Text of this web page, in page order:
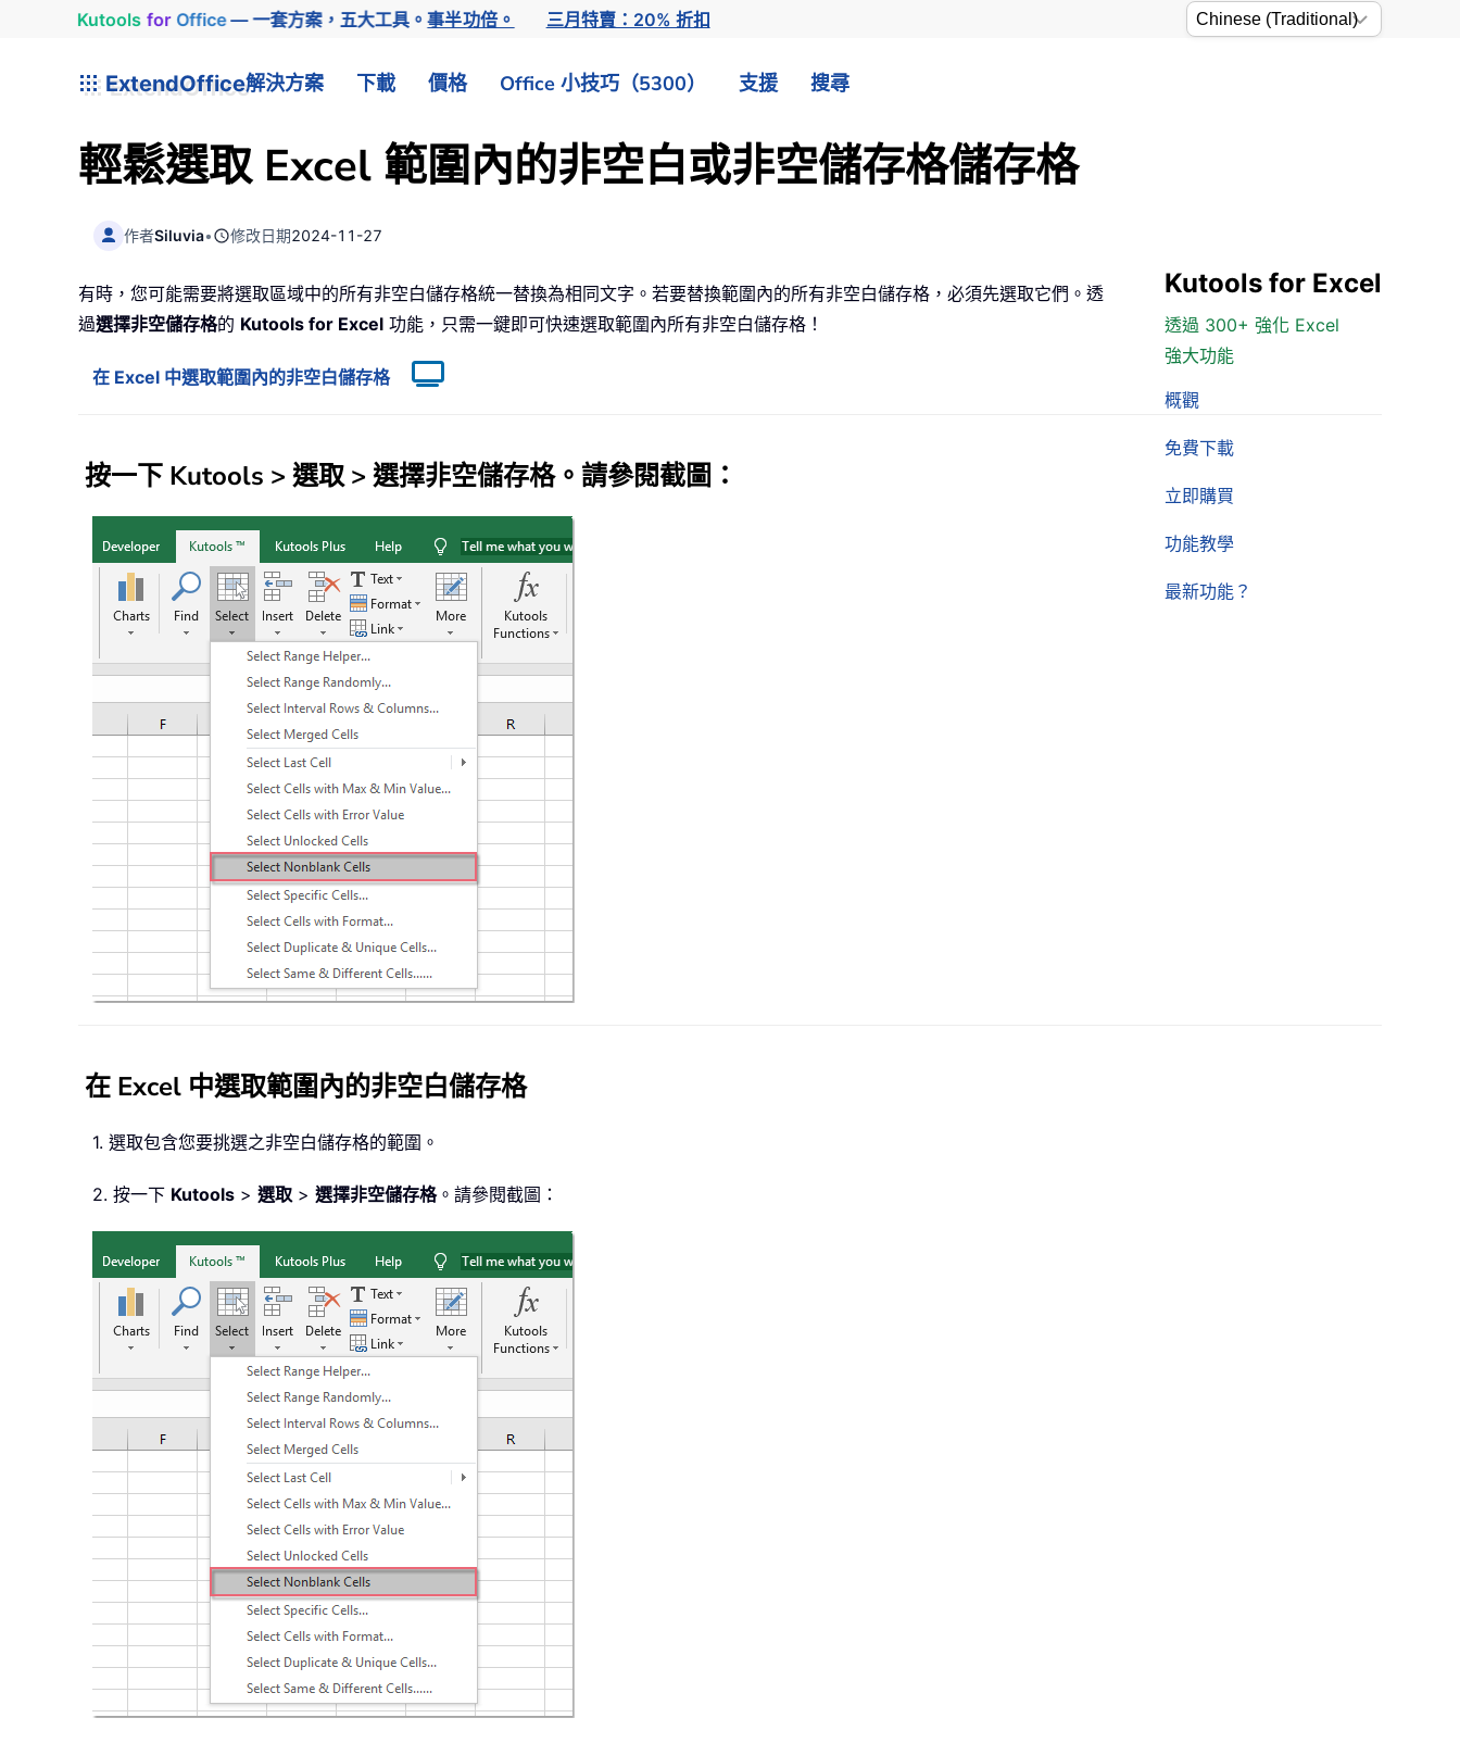
Kutools for Office— 一套方案，五大工具。事半功倍。 三月特賣：20% 折扣
ExtendOffice解決方案 下載 價格 Office 小技巧（5300） 支援 搜尋
輕鬆選取 Excel 範圍內的非空白或非空儲存格儲存格
作者Siluvia• 修改日期2024-11-27
Kutools for Excel
透過 300+ 強化 Excel
強大功能
概觀
免費下載
立即購買
功能教學
最新功能？
有時，您可能需要將選取區域中的所有非空白儲存格統一替換為相同文字。若要替換範圍內的所有非空白儲存格，必須先選取它們。透
過選擇非空儲存格的 Kutools for Excel 功能，只需一鍵即可快速選取範圍內所有非空白儲存格！
在 Excel 中選取範圍內的非空白儲存格
按一下 Kutools > 選取> 選擇非空儲存格。請參閱截圖：
在 Excel 中選取範圍內的非空白儲存格
1. 選取包含您要挑選之非空白儲存格的範圍。
2. 按一下 Kutools > 選取 > 選擇非空儲存格。請參閱截圖：